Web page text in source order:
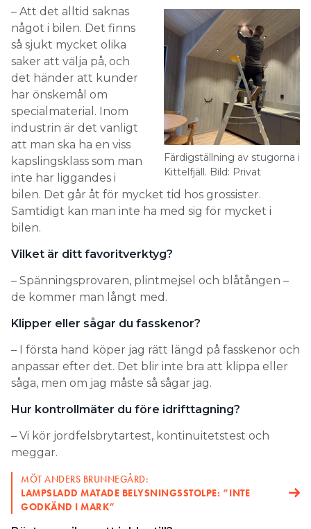
Färdigställning av stugorna i
Kittelfjäll. Bild: Privat
– Att det alltid saknas
något i bilen. Det finns
så sjukt mycket olika
saker att välja på, och
det händer att kunder
har önskemål om
specialmaterial. Inom
industrin är det vanligt
att man ska ha en viss
kapslingsklass som man
inte har liggandes i
bilen. Det går åt för mycket tid hos grossister.
Samtidigt kan man inte ha med sig för mycket i
bilen.
Vilket är ditt favoritverktyg?
– Spänningsprovaren, plintmejsel och blåtången –
de kommer man långt med.
Klipper eller sågar du fasskenor?
– I första hand köper jag rätt längd på fasskenor och
anpassar efter det. Det blir inte bra att klippa eller
såga, men om jag måste så sågar jag.
Hur kontrollmäter du före idrifttagning?
– Vi kör jordfelsbrytartest, kontinuitetstest och
meggar.
MÖT ANDERS BRUNNEGÅRD:
LAMPSLADD MATADE BELYSNINGSSTOLPE: ”INTE
GODKÄND I MARK”